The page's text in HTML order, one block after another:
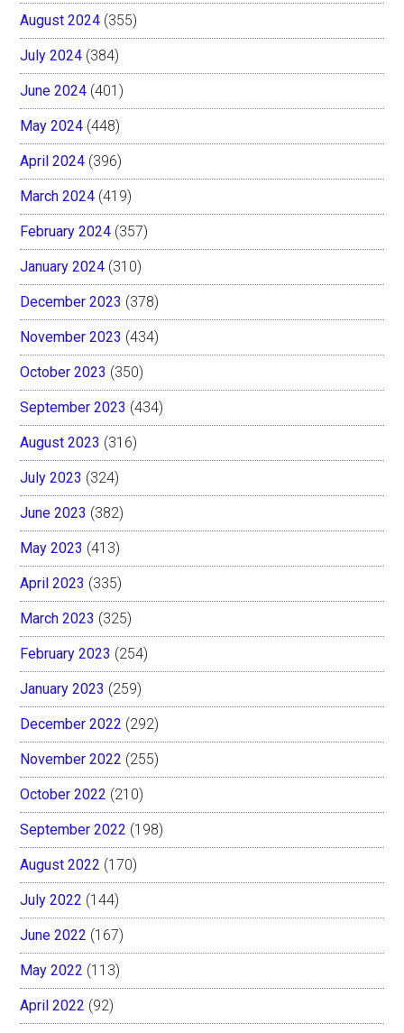
August 2024 (355)
July 2024 (384)
June 2024 (401)
May 2024 (448)
April 2024 (396)
March 2024 (419)
February 2024 (357)
January 2024 (310)
December 2023 (378)
November 2023 (434)
October 2023 (350)
September 2023 (434)
August 2023 (316)
July 2023 (324)
June 2023 (382)
May 2023 (413)
April 2023 (335)
March 2023 (325)
February 2023 (254)
January 2023 (259)
December 2022 (292)
November 2022 (255)
October 2022 (210)
September 2022 (198)
August 2022 (170)
July 2022 (144)
June 2022 (167)
May 2022 (113)
April 2022 (92)